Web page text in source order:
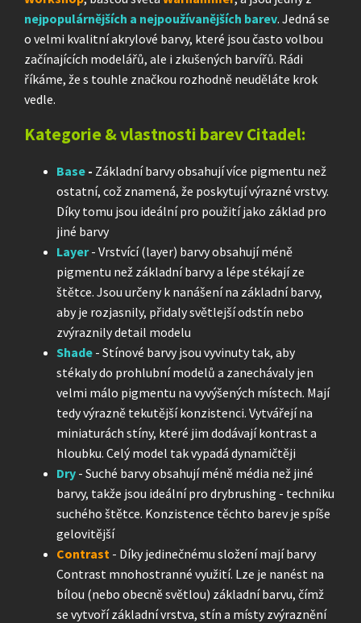
nejpopulárnějších a nejpoužívanějších barev. Jedná se
o velmi kvalitní akrylové barvy, které jsou často volbou
začínajících modelářů, ale i zkušených barvířů. Rádi
říkáme, že s touhle značkou rozhodně neuděláte krok
vedle.
Kategorie & vlastnosti barev Citadel:
Base - Základní barvy obsahují více pigmentu než
ostatní, což znamená, že poskytují výrazné vrstvy.
Díky tomu jsou ideální pro použití jako základ pro
jiné barvy
Layer- Vrstvící (layer) barvy obsahují méně
pigmentu než základní barvy a lépe stékají ze
štětce. Jsou určeny k nanášení na základní barvy,
aby je rozjasnily, přidaly světlejší odstín nebo
zvýraznily detail modelu
Shade - Stínové barvy jsou vyvinuty tak, aby
stékaly do prohlubní modelů a zanechávaly jen
velmi málo pigmentu na vyvýšených místech. Mají
tedy výrazně tekutější konzistenci. Vytvářejí na
miniaturách stíny, které jim dodávají kontrast a
hloubku. Celý model tak vypadá dynamičtěji
Dry - Suché barvy obsahují méně média než jiné
barvy, takže jsou ideální pro drybrushing - techniku
suchého štětce. Konzistence těchto barev je spíše
gelovitější
Contrast - Díky jedinečnému složení mají barvy
Contrast mnohostranné využití. Lze je nanést na
bílou (nebo obecně světlou) základní barvu, čímž
se vytvoří základní vrstva, stín a místy zvýraznění